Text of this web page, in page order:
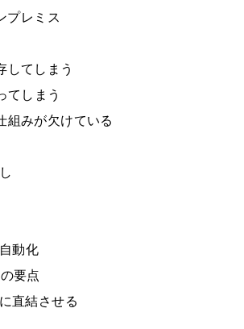
プレミス
してしまう
てしまう
組みが欠けている
動化
要点
直結させる